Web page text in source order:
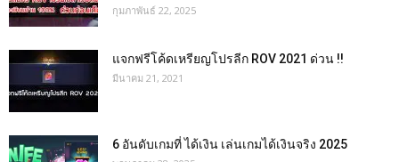
กุมภาพันธ์ 22, 2025
แจกฟรีโค้ดเหรียญโปรลีก ROV 2021 ด่วน !!
มีนาคม 21, 2021
6 อันดับเกมที่ ได้เงิน เล่นเกมได้เงินจริง 2025